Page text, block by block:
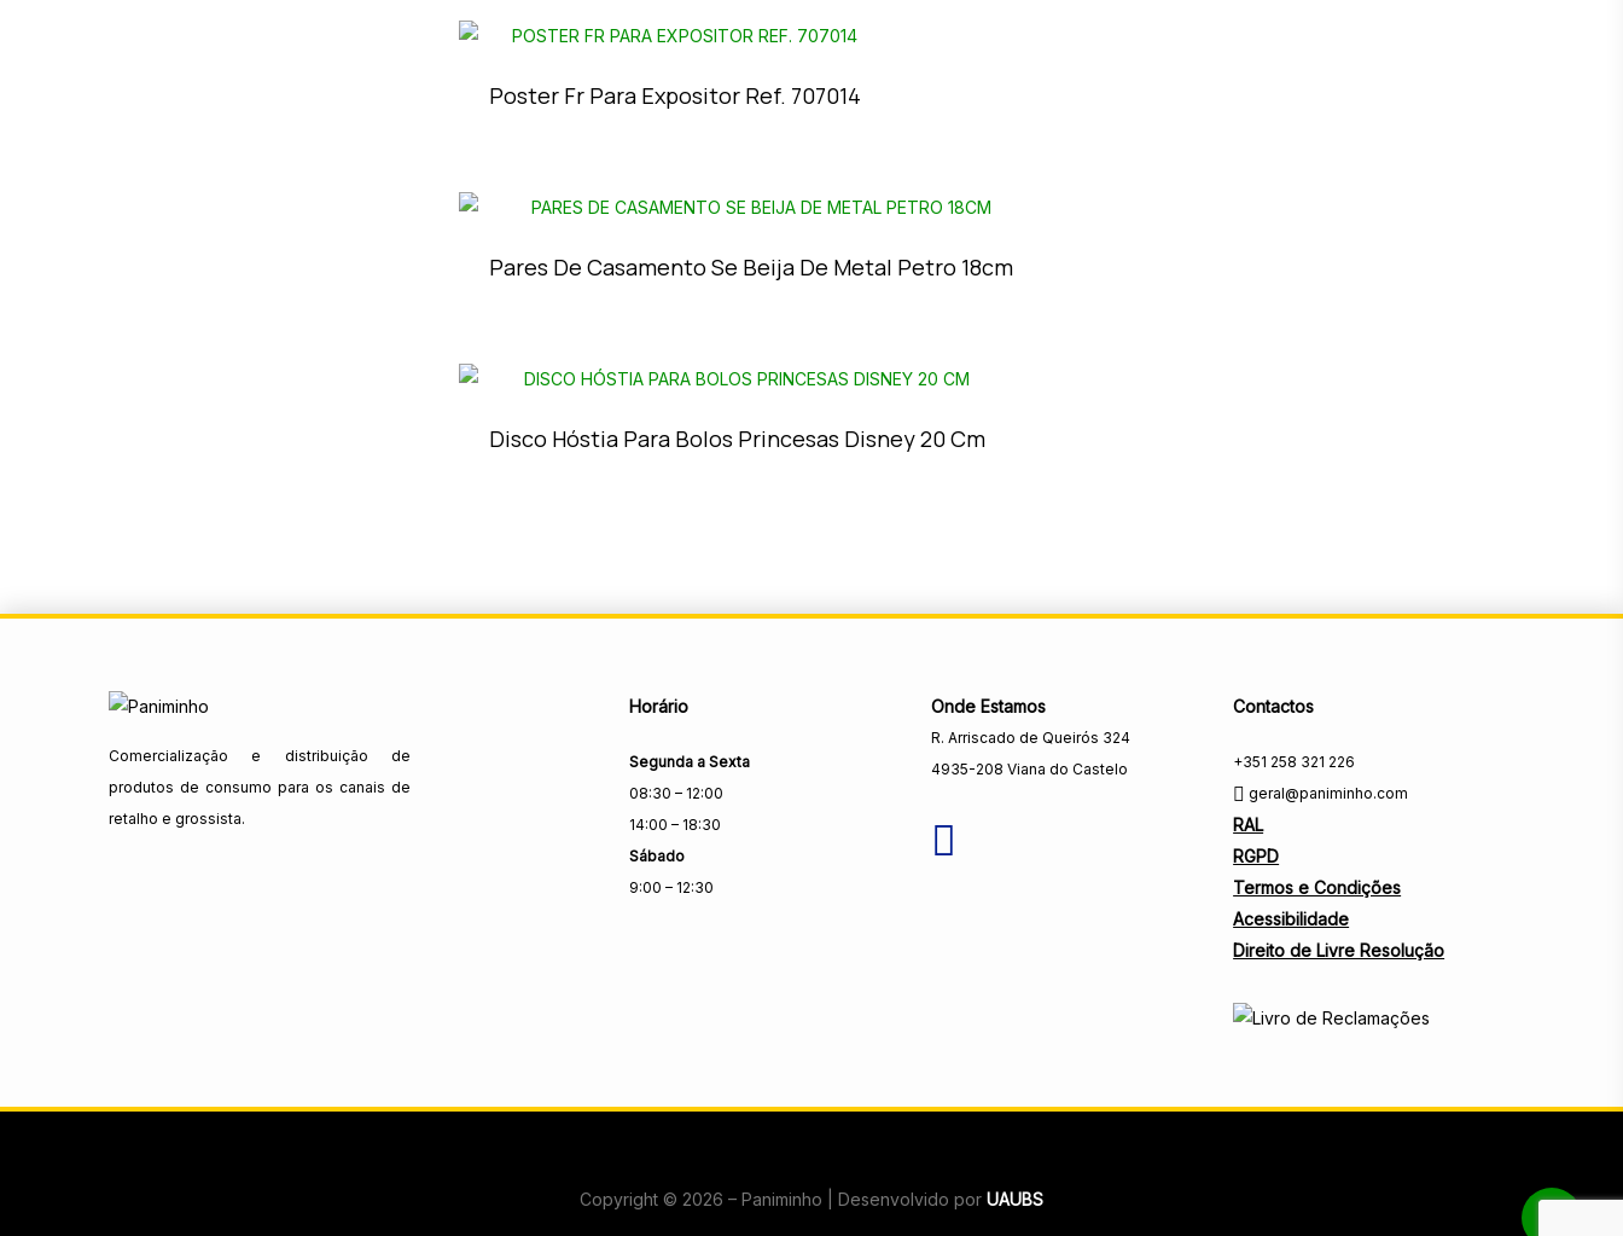
Poster Fr Para Expositor Ref. 707014
Pares De Casamento Se Beija De Metal Petro 18cm
Disco Hóstia Para Bolos Princesas Disney 20 Cm
Comercialização e distribuição de
produtos de consumo para os canais de
retalho e grossista.
Horário
Segunda a Sexta
08:30 – 12:00
14:00 – 18:30
Sábado
9:00 – 12:30
Onde Estamos
R. Arriscado de Queirós 324
4935-208 Viana do Castelo
Contactos
+351 258 321 226
geral@paniminho.com
RAL
RGPD
Termos e Condições
Acessibilidade
Direito de Livre Resolução
Copyright © 2026 – Paniminho | Desenvolvido por UAUBS